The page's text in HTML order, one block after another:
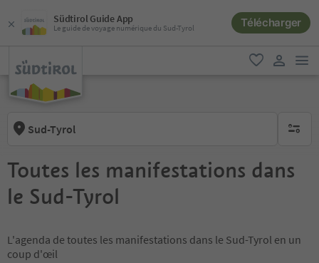
Südtirol Guide App
Le guide de voyage numérique du Sud-Tyrol Télécharger
favori
Sud-Tyrol aucun
Toutes les manifestations dans
le Sud-Tyrol
L'agenda de toutes les manifestations dans le Sud-Tyrol en un
coup d'œil